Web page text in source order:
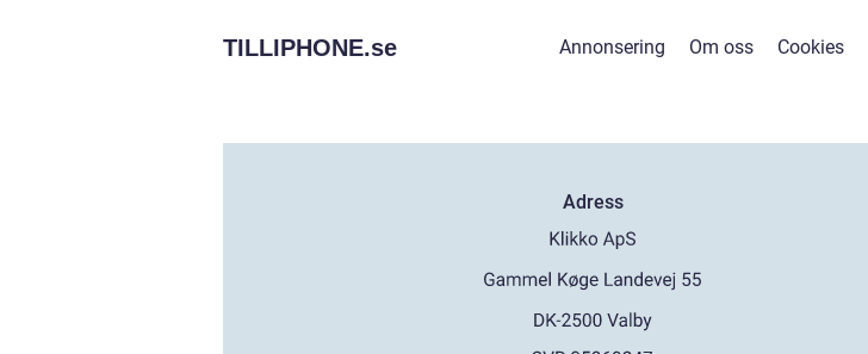
TILLIPHONE.se Annonsering Om oss Cookies
Adress